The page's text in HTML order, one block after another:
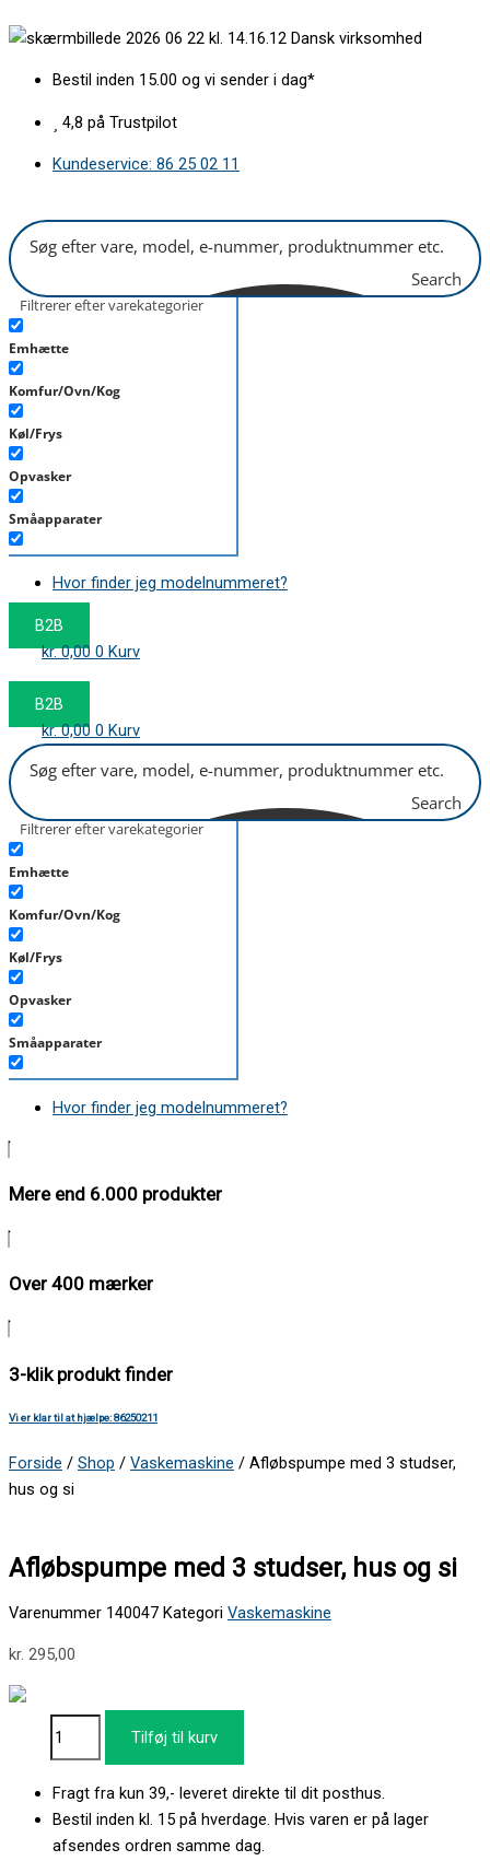
til
Dansk virksomhed
Bestil inden 15.00 og vi sender i dag*
4,8 på Trustpilot
Kundeservice: 86 25 02 11
Search
Filtrerer efter varekategorier
Emhætte
Komfur/Ovn/Kog
Køl/Frys
Opvasker
Småapparater
Støvsuger
Tørretumbler
Tilbehør/Plejemidler
Hvor finder jeg modelnummeret?
B2B
kr.0,00 0 Kurv
B2B
kr.0,00 0 Kurv
Search
Filtrerer efter varekategorier
Emhætte
Komfur/Ovn/Kog
Køl/Frys
Opvasker
Småapparater
Støvsuger
Hvor finder jeg modelnummeret?
Mere end 6.000 produkter
Over 400 mærker
3-klik produkt finder
Vi er klar til at hjælpe: 86250211
Forside / Shop / Vaskemaskine / Afløbspumpe med 3 studser,
hus og si
Afløbspumpe med 3 studser, hus og si
Varenummer 140047 Kategori Vaskemaskine
kr. 295,00
med
studser,
Tilføj til kurv
Fragt fra kun 39,- leveret direkte til dit posthus.
Bestil inden kl. 15 på hverdage. Hvis varen er på lager
afsendes ordren samme dag.